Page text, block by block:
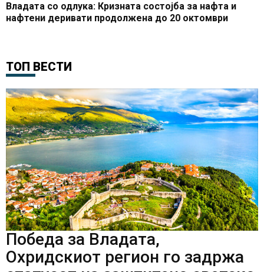
Владата со одлука: Кризната состојба за нафта и
нафтени деривати продолжена до 20 октомври
ТОП ВЕСТИ
Победа за Владата,
Охридскиот регион го задржа